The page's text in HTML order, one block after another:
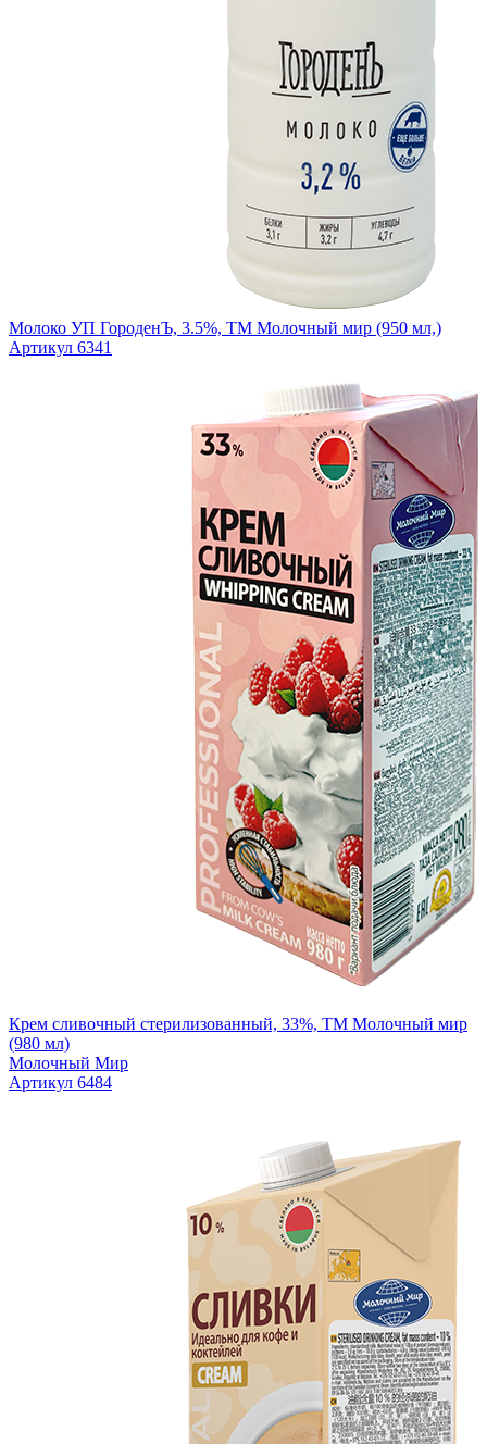
Молоко УП ГороденЪ, 3.5%, ТМ Молочный мир (950 мл,)
Артикул 6341
Крем сливочный стерилизованный, 33%, ТМ Молочный мир
(980 мл)
Молочный Мир
Артикул 6484